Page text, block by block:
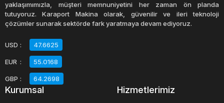
yaklaşımımızla, müşteri memnuniyetini her zaman ön planda
tutuyoruz. Karaport Makina olarak, güvenilir ve ileri teknoloji
çözümler sunarak sektörde fark yaratmaya devam ediyoruz.
USD : 47.6625
EUR : 55.0168
GBP : 64.2698
Kurumsal Hizmetlerimiz